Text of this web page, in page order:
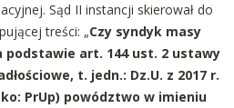
Sąd II instancji skierował do
treści: „Czy syndyk masy
podstawie art. 144 ust. 2 ustawy
t. jedn.: Dz.U. z 2017 r.
PrUp) powództwo w imieniu